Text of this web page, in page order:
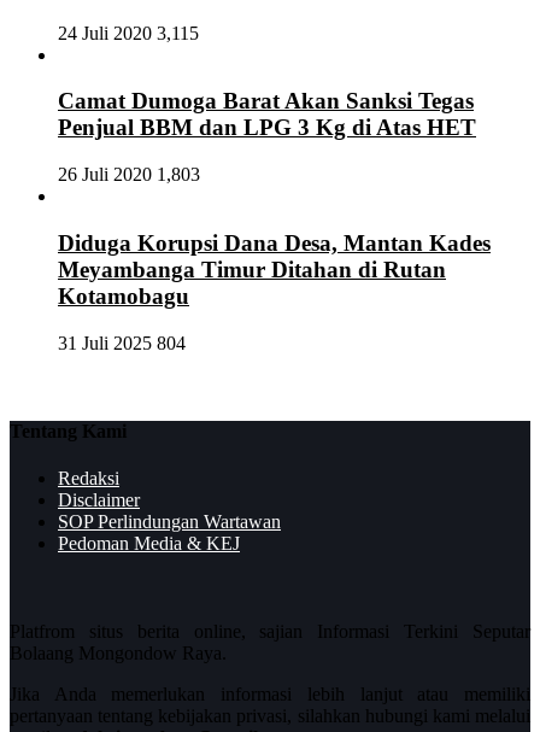
24 Juli 2020 3,115
Camat Dumoga Barat Akan Sanksi Tegas
Penjual BBM dan LPG 3 Kg di Atas HET
26 Juli 2020 1,803
Diduga Korupsi Dana Desa, Mantan Kades
Meyambanga Timur Ditahan di Rutan
Kotamobagu
31 Juli 2025 804
Tentang Kami
Redaksi
Disclaimer
SOP Perlindungan Wartawan
Pedoman Media & KEJ
Platfrom situs berita online, sajian Informasi Terkini Seputar
Bolaang Mongondow Raya.
Jika Anda memerlukan informasi lebih lanjut atau memiliki
pertanyaan tentang kebijakan privasi, silahkan hubungi kami melalui